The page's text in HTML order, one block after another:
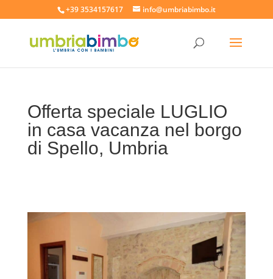
+39 3534157617 info@umbriabimbo.it
Offerta speciale LUGLIO
in casa vacanza nel borgo
di Spello, Umbria